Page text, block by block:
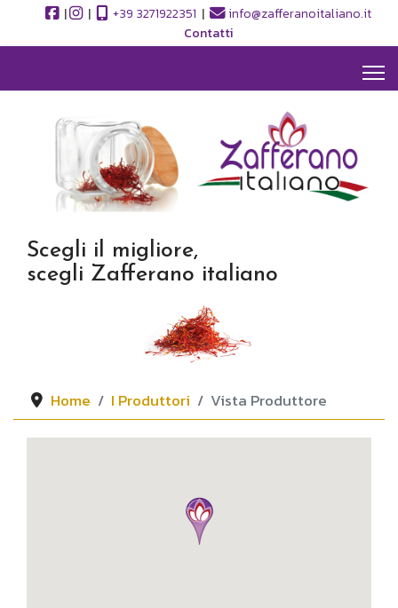
| | +39 3271922351 |
info@zafferanoitaliano.it
Contatti
Scegli il migliore,
scegli Zafferano italiano
Home I Produttori Vista Produttore